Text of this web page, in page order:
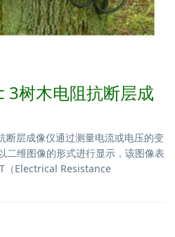
3树木电阻抗断层成
断层成像仪通过测量电流或电压的变
二维图像的形式进行显示，该图像表
（Electrical Resistance